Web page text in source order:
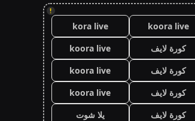
!
koora live
kora live
كورة لايف
koora live
كورة لايف
koora live
كورة لايف
koora live
كورة لايف
يلا شوت